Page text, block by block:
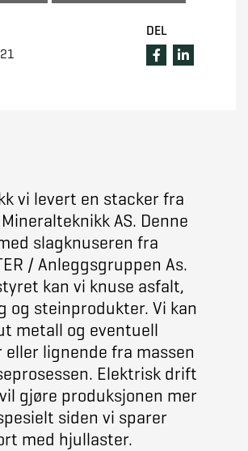
DEL
vi levert en stacker fra
AS. Denne
slagknuseren fra
/ Anleggsgruppen As.
kan vi knuse asfalt,
og steinprodukter. Vi kan
metall og eventuell
lignende fra massen
Elektrisk drift
gjøre produksjonen mer
siden vi sparer
med hjullaster.